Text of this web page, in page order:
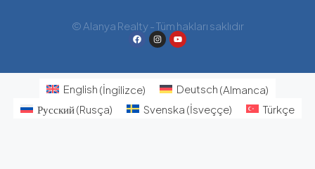
© Alanya Realty - Tüm hakları saklıdır
English (İngilizce) Deutsch (Almanca)
Русский(Rusça) Svenska (İsveççe) Türkçe